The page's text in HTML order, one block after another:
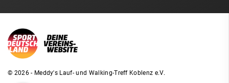
© 2026 - Meddy's Lauf- und Walking-Treff Koblenz e.V.